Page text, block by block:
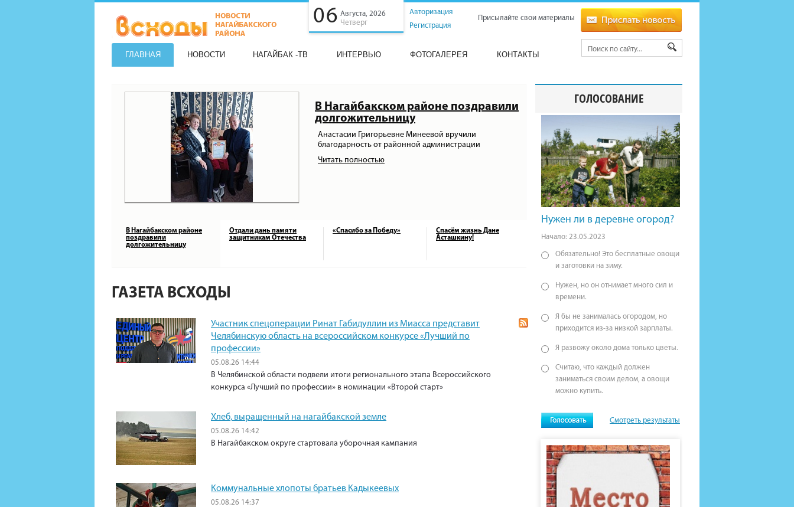
06 Августа, 2026
Четверг
Авторизация
Регистрация
Присылайте свои материалы
ГЛАВНАЯ НОВОСТИ НАГАЙБАК -ТВ ИНТЕРВЬЮ ФОТОГАЛЕРЕЯ КОНТАКТЫ
В Нагайбакском районе поздравили
долгожительницу
Анастасии Григорьевне Минеевой вручили
благодарность от районной администрации
Читать полностью
В Нагайбакском районе
поздравили
долгожительницу
Отдали дань памяти
защитникам Отечества
«Спасибо за Победу»
Спасём жизнь Дане
Асташкину!
ГАЗЕТА ВСХОДЫ
Участник спецоперации Ринат Габидуллин из Миасса представит
Челябинскую область на всероссийском конкурсе «Лучший по
профессии»
05.08.26 14:44
В Челябинской области подвели итоги регионального этапа Всероссийского
конкурса «Лучший по профессии» в номинации «Второй старт»
Хлеб, выращенный на нагайбакской земле
05.08.26 14:42
В Нагайбакском округе стартовала уборочная кампания
Коммунальные хлопоты братьев Кадыкеевых
05.08.26 14:37
ГОЛОСОВАНИЕ
Нужен ли в деревне огород?
Начало: 23.05.2023
Обязательно! Это бесплатные овощи
и заготовки на зиму.
Нужен, но он отнимает много сил и
времени.
Я бы не занималась огородом, но
приходится из-за низкой зарплаты.
Я развожу около дома только цветы.
Считаю, что каждый должен
заниматься своим делом, а овощи
можно купить.
Смотреть результаты